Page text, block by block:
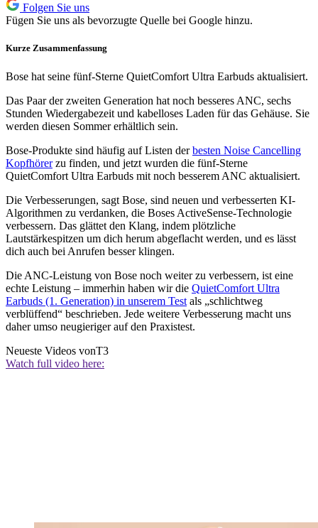
Folgen Sie uns
Fügen Sie uns als bevorzugte Quelle bei Google hinzu.
Kurze Zusammenfassung
Bose hat seine fünf-Sterne QuietComfort Ultra Earbuds aktualisiert.
Das Paar der zweiten Generation hat noch besseres ANC, sechs
Stunden Wiedergabezeit und kabelloses Laden für das Gehäuse. Sie
werden diesen Sommer erhältlich sein.
Bose-Produkte sind häufig auf Listen derbesten Noise Cancelling
Kopfhörerzu finden, und jetzt wurden die fünf-Sterne
QuietComfort Ultra Earbuds mit noch besserem ANC aktualisiert.
Die Verbesserungen, sagt Bose, sind neuen und verbesserten KI-
Algorithmen zu verdanken, die Boses ActiveSense-Technologie
verbessern. Das glättet den Klang, indem plötzliche
Lautstärkespitzen um dich herum abgeflacht werden, und es lässt
dich auch bei Anrufen besser klingen.
Die ANC-Leistung von Bose noch weiter zu verbessern, ist eine
echte Leistung – immerhin haben wir die QuietComfort Ultra
Earbuds (1. Generation) in unserem Test als „schlichtweg
verblüffend“ beschrieben. Jede weitere Verbesserung macht uns
daher umso neugieriger auf den Praxistest.
Neueste Videos vonT3
Watch full video here: